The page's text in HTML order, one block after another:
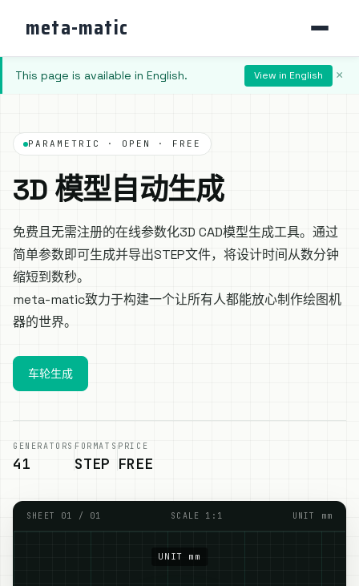
meta-matic
This page is available in English. View in English ×
PARAMETRIC · OPEN · FREE
3D 模型自动生成
免费且无需注册的在线参数化3D CAD模型生成工具。通过
简单参数即可生成并导出STEP文件，将设计时间从数分钟
缩短到数秒。
meta-matic致力于构建一个让所有人都能放心制作绘图机
器的世界。
车轮生成
GENERATORS
41
FORMATS
STEP
PRICE
FREE
SHEET 01 / 01 SCALE 1:1 UNIT mm
UNIT mm